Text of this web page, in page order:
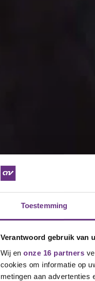
Toestemming
Verantwoord gebruik van
Wij en onze 16 partners
cookies om informatie op
metingen aan advertenties